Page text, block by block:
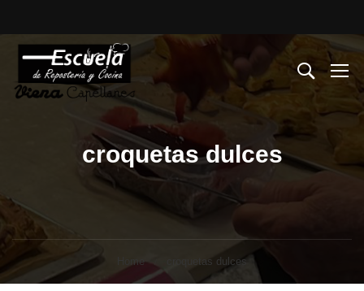
croquetas dulces
Home croquetas dulces